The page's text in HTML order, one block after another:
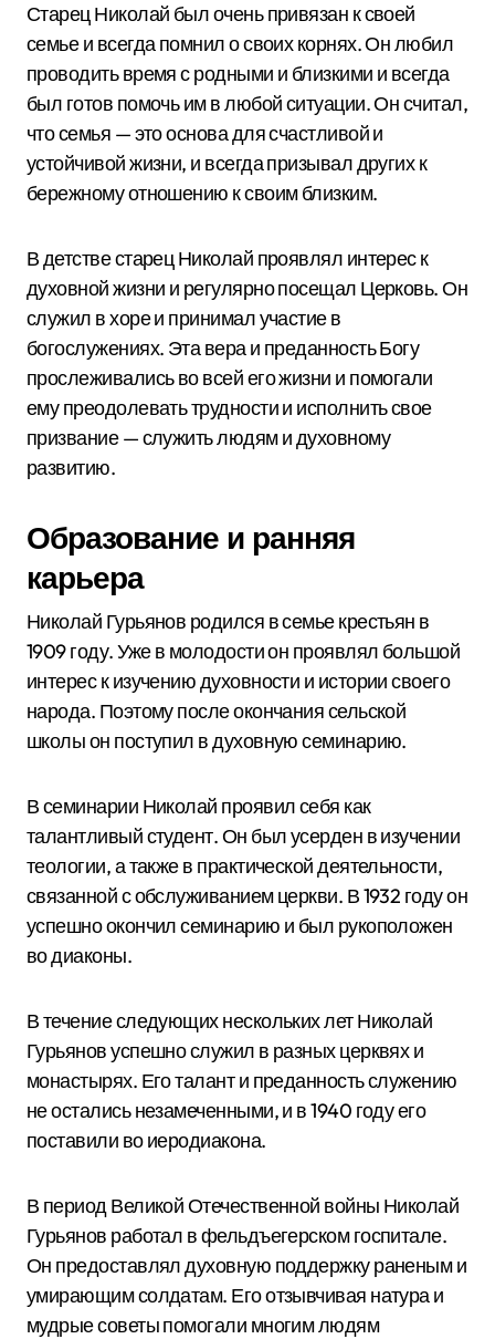
Старец Николай был очень привязан к своей
семье и всегда помнил о своих корнях. Он любил
проводить время с родными и близкими и всегда
был готов помочь им в любой ситуации. Он считал,
что семья — это основа для счастливой и
устойчивой жизни, и всегда призывал других к
бережному отношению к своим близким.
В детстве старец Николай проявлял интерес к
духовной жизни и регулярно посещал Церковь. Он
служил в хоре и принимал участие в
богослужениях. Эта вера и преданность Богу
прослеживались во всей его жизни и помогали
ему преодолевать трудности и исполнить свое
призвание — служить людям и духовному
развитию.
Образование и ранняя
карьера
Николай Гурьянов родился в семье крестьян в
1909 году. Уже в молодости он проявлял большой
интерес к изучению духовности и истории своего
народа. Поэтому после окончания сельской
школы он поступил в духовную семинарию.
В семинарии Николай проявил себя как
талантливый студент. Он был усерден в изучении
теологии, а также в практической деятельности,
связанной с обслуживанием церкви. В 1932 году он
успешно окончил семинарию и был рукоположен
во диаконы.
В течение следующих нескольких лет Николай
Гурьянов успешно служил в разных церквях и
монастырях. Его талант и преданность служению
не остались незамеченными, и в 1940 году его
поставили во иеродиакона.
В период Великой Отечественной войны Николай
Гурьянов работал в фельдъегерском госпитале.
Он предоставлял духовную поддержку раненым и
умирающим солдатам. Его отзывчивая натура и
мудрые советы помогали многим людям